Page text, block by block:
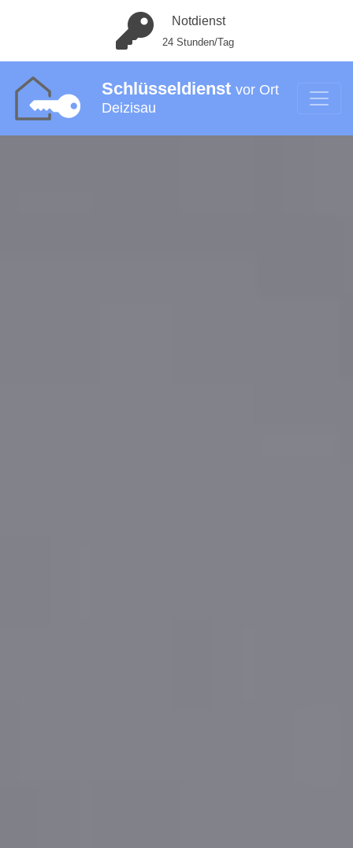
Notdienst
24 Stunden/Tag
Schlüsseldienst vor Ort
Deizisau